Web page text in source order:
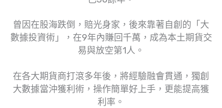
曾因在股海跌倒，賠光身家，後來靠著自創的「大
數據投資術」，在9年內賺回千萬，成為本土期貨交
易與放空第1人。
在各大期貨商打滾多年後，將經驗融會貫通，獨創
大數據當沖獲利術，操作簡單好上手，更能提高獲
利率。